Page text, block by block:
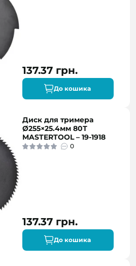
137.37 грн.
До кошика
Диск для тримера
Ø255×25.4мм 80Т
MASTERTOOL – 19-1918
0
137.37 грн.
До кошика